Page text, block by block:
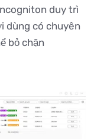
duy trì
dùng có chuyên
bỏ chặn